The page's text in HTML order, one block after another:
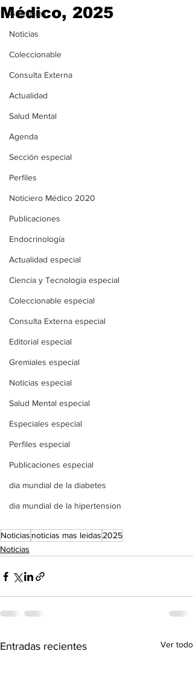
Gremiales
Noticias
Coleccionable
Consulta Externa
Actualidad
Salud Mental
Agenda
Sección especial
Perfiles
Noticiero Médico 2020
Publicaciones
Endocrinología
Actualidad especial
Ciencia y Tecnología especial
Coleccionable especial
Consulta Externa especial
Editorial especial
Gremiales especial
Noticias especial
Salud Mental especial
Especiales especial
Perfiles especial
Publicaciones especial
dia mundial de la diabetes
dia mundial de la hipertension
Médico, 2025
Noticias noticias mas leidas 2025
Noticias
Entradas recientes Ver todo